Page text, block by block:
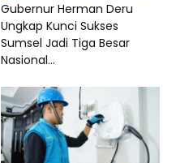
Gubernur Herman Deru
Ungkap Kunci Sukses
Sumsel Jadi Tiga Besar
Nasional...